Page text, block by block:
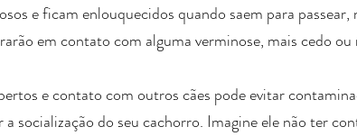
e ficam enlouquecidos quando saem para passear,
em contato com alguma verminose, mais cedo ou
e contato com outros cães pode evitar
socialização do seu cachorro. Imagine ele não ter